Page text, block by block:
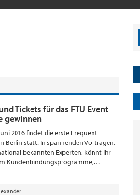
Tickets für das FTU Event
gewinnen
2016 findet die erste Frequent
Berlin statt. In spannenden Vorträgen,
bekannten Experten, könnt Ihr
Kundenbindungsprogramme,…